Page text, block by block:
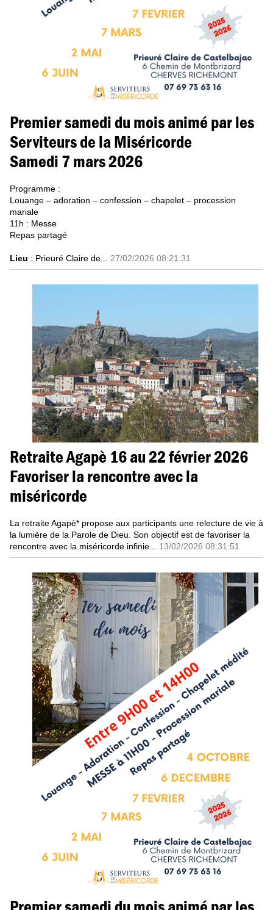
Premier samedi du mois animé par les
Serviteurs de la Miséricorde
Samedi 7 mars 2026
Programme :
Louange – adoration – confession – chapelet – procession
mariale
11h : Messe
Repas partagé
Lieu : Prieuré Claire de... 27/02/2026 08:21:31
Retraite Agapè 16 au 22 février 2026
Favoriser la rencontre avec la
miséricorde
La retraite Agapè* propose aux participants une relecture de vie à
la lumière de la Parole de Dieu. Son objectif est de favoriser la
rencontre avec la miséricorde infinie...
13/02/2026 08:31:51